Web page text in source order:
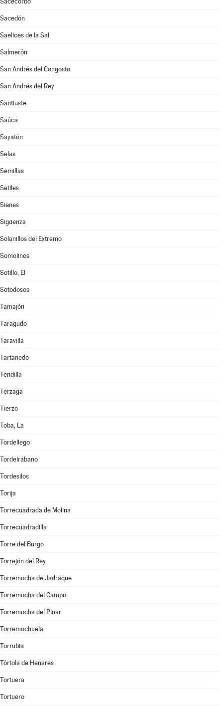
Sacedón
Saelices de la Sal
Salmerón
San Andrés del Congosto
San Andrés del Rey
Santiuste
Saúca
Sayatón
Selas
Semillas
Setiles
Sienes
Sigüenza
Solanillos del Extremo
Somolinos
Sotillo, El
Sotodosos
Tamajón
Taragudo
Taravilla
Tartanedo
Tendilla
Terzaga
Tierzo
Toba, La
Tordellego
Tordelrábano
Tordesilos
Torija
Torrecuadrada de Molina
Torrecuadradilla
Torre del Burgo
Torrejón del Rey
Torremocha de Jadraque
Torremocha del Campo
Torremocha del Pinar
Torremochuela
Torrubia
Tórtola de Henares
Tortuera
Tortuero